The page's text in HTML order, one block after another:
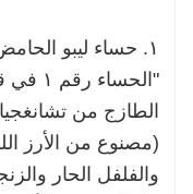
١. حساء ليبو
الطازج من
(مصنوع من الأرز
والفلفل الحار